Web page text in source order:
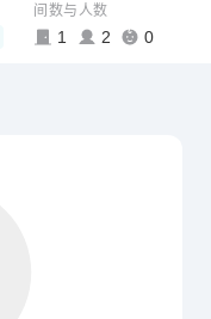
间数与人数
1 2 0